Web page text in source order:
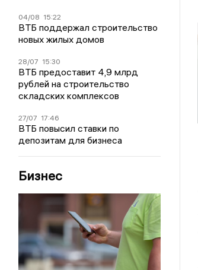
04/08 15:22
ВТБ поддержал строительство
новых жилых домов
28/07 15:30
ВТБ предоставит 4,9 млрд
рублей на строительство
складских комплексов
27/07 17:46
ВТБ повысил ставки по
депозитам для бизнеса
Бизнес